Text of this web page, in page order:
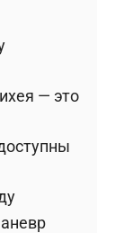
— это